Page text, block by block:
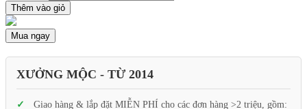
Thêm vào giỏ
Mua ngay
XƯỞNG MỘC - TỪ 2014
Giao hàng & lắp đặt MIỄN PHÍ cho các đơn hàng >2 triệu, gồm: